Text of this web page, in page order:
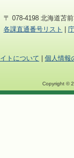
〒 078-4198 北海道苫
各課直通番号リスト
トについて 個人情報
Copyright ©